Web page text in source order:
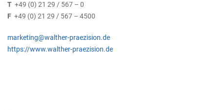
T +49 (0) 21 29 / 567 – 0
F +49 (0) 21 29 / 567 – 4500
marketing@walther-praezision.de
https://www.walther-praezision.de